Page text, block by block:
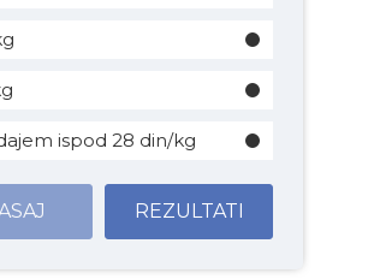
ispod 28 din/kg
REZULTATI